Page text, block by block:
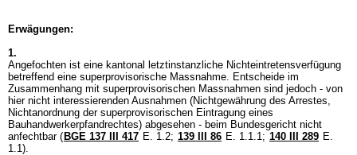
Erwägungen:
1.
Angefochten ist eine kantonal letztinstanzliche Nichteintretensverfügung
betreffend eine superprovisorische Massnahme. Entscheide im
Zusammenhang mit superprovisorischen Massnahmen sind jedoch - von
hier nicht interessierenden Ausnahmen (Nichtgewährung des Arrestes,
Nichtanordnung der superprovisorischen Eintragung eines
Bauhandwerkerpfandrechtes) abgesehen - beim Bundesgericht nicht
anfechtbar ( BGE 137 III 417 E. 1.2; 139 III 86 E. 1.1.1; 140 III 289 E.
1.1).